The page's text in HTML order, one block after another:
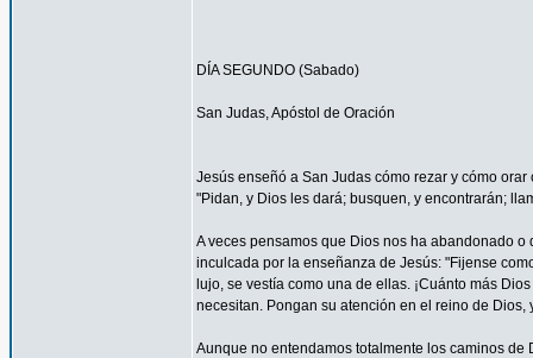
DÍA SEGUNDO (Sabado)
San Judas, Apóstol de Oración
Jesús enseñó a San Judas cómo rezar y cómo
"Pidan, y Dios les dará; busquen, y encontrarán;
A veces pensamos que Dios nos ha abandonado
inculcada por la enseñanza de Jesús: "Fijense
lujo, se vestía como una de ellas. ¡Cuánto más
necesitan. Pongan su atención en el reino de
Aunque no entendamos totalmente los caminos